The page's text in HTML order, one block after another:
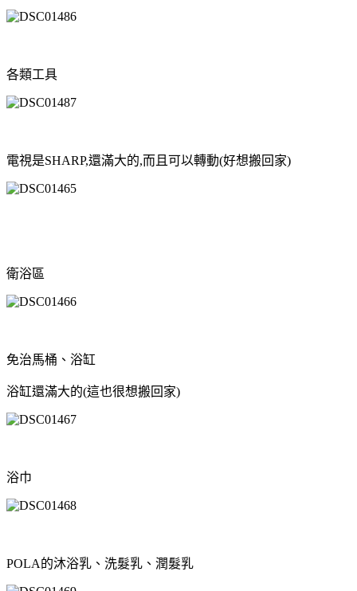
各類工具
電視是SHARP,還滿大的,而且可以轉動(好想搬回家)
衛浴區
免治馬桶、浴缸
浴缸還滿大的(這也很想搬回家)
浴巾
POLA的沐浴乳、洗髮乳、潤髮乳